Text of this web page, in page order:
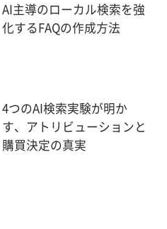
AI主導のローカル検索を強
化するFAQの作成方法
4つのAI検索実験が明か
す、アトリビューションと
購買決定の真実